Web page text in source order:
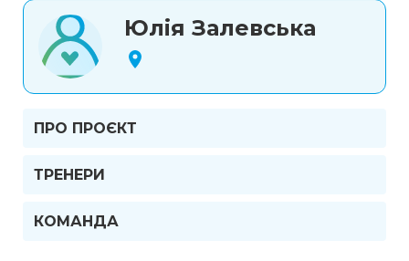
Юлія Залевська
ПРО ПРОЄКТ
ТРЕНЕРИ
КОМАНДА